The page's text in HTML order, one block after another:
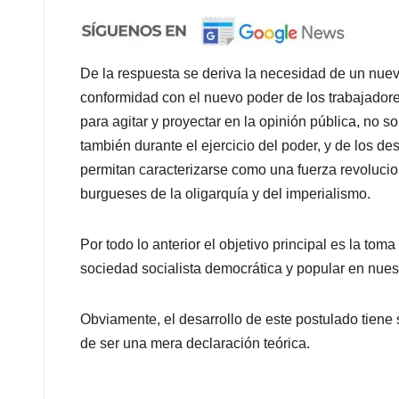
De la respuesta se deriva la necesidad de un
conformidad con el nuevo poder de los
para agitar y proyectar en la opinión pública, no
también durante el ejercicio del poder, y de los
permitan caracterizarse como una fuerza
burgueses de la oligarquía y del imperialismo.
Por todo lo anterior el objetivo principal es la
sociedad socialista democrática y popular en
Obviamente, el desarrollo de este postulado
de ser una mera declaración teórica.